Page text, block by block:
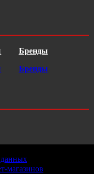
Бренды
Бренды
магазинов